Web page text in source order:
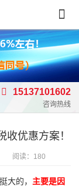
15137101602
咨询热线
优惠方案！
阅读：180
大的， 主要是因